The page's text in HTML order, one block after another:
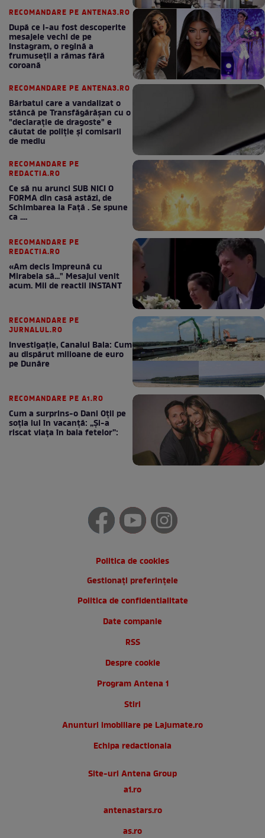
RECOMANDARE PE ANTENA3.RO
După ce i-au fost descoperite
mesajele vechi de pe
Instagram, o regină a
frumuseții a rămas fără
coroană
RECOMANDARE PE ANTENA3.RO
Bărbatul care a vandalizat o
stâncă pe Transfăgărășan cu o
"declaraţie de dragoste" e
căutat de poliție și comisarii
de mediu
RECOMANDARE PE
REDACTIA.RO
Ce să nu arunci SUB NICI O
FORMA din casă astăzi, de
Schimbarea la Față . Se spune
ca ....
RECOMANDARE PE
REDACTIA.RO
«Am decis împreună cu
Mirabela să..." Mesajul venit
acum. Mii de reactii INSTANT
RECOMANDARE PE
JURNALUL.RO
Investigație, Canalul Bala: Cum
au dispărut milioane de euro
pe Dunăre
RECOMANDARE PE A1.RO
Cum a surprins-o Dani Oțil pe
soția lui în vacanță: „Și-a
riscat viața în baia fetelor”:
Politica de cookies
Gestionați preferințele
Politica de confidentialitate
Date companie
RSS
Despre cookie
Program Antena 1
Stiri
Anunturi imobiliare pe Lajumate.ro
Echipa redactionala
Site-uri Antena Group
a1.ro
antenastars.ro
as.ro